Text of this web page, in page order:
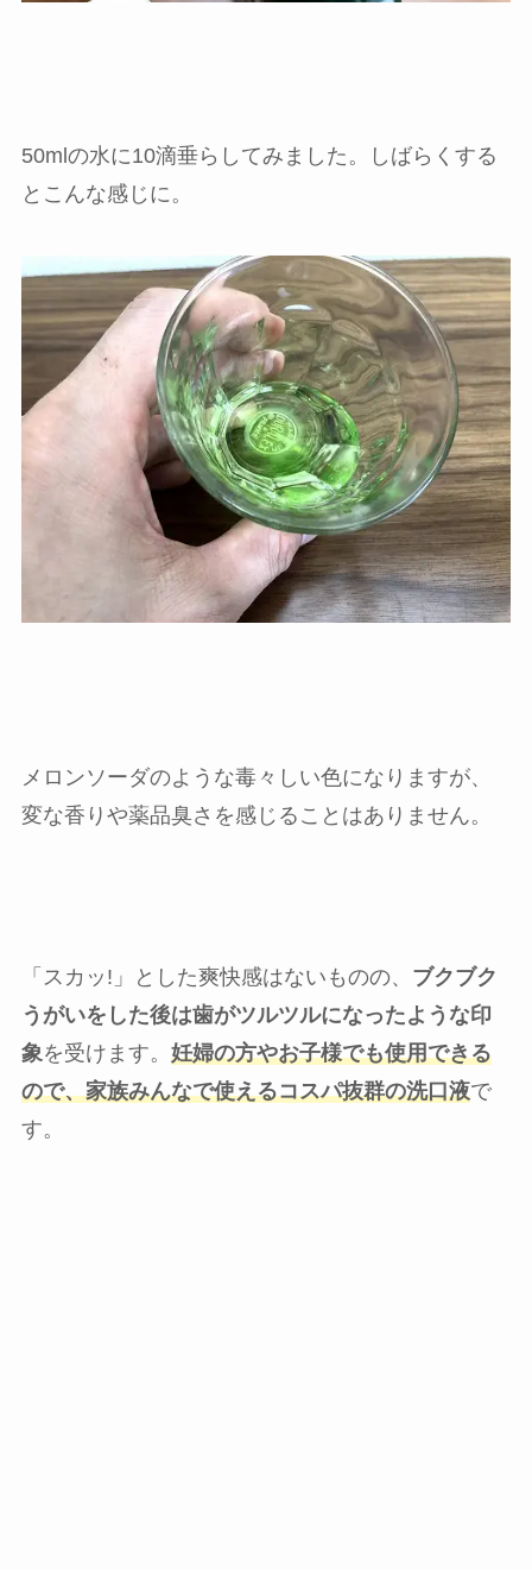
50mlの水に10滴垂らしてみました。しばらくする
とこんな感じに。
メロンソーダのような毒々しい色になりますが、
変な香りや薬品臭さを感じることはありません。
「スカッ!」とした爽快感はないものの、 ブクブク
うがいをした後は歯がツルツルになったような印
象 を受けます。 妊婦の方やお子様でも使用できる
ので、家族みんなで使えるコスパ抜群の洗口液で
す。